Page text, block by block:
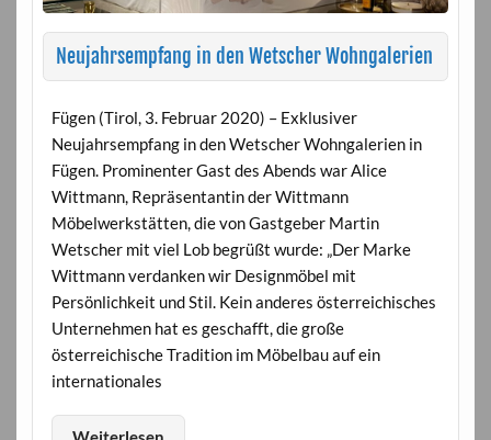
Neujahrsempfang in den Wetscher Wohngalerien
Fügen (Tirol, 3. Februar 2020) – Exklusiver
Neujahrsempfang in den Wetscher Wohngalerien in
Fügen. Prominenter Gast des Abends war Alice
Wittmann, Repräsentantin der Wittmann
Möbelwerkstätten, die von Gastgeber Martin
Wetscher mit viel Lob begrüßt wurde: „Der Marke
Wittmann verdanken wir Designmöbel mit
Persönlichkeit und Stil. Kein anderes österreichisches
Unternehmen hat es geschafft, die große
österreichische Tradition im Möbelbau auf ein
internationales